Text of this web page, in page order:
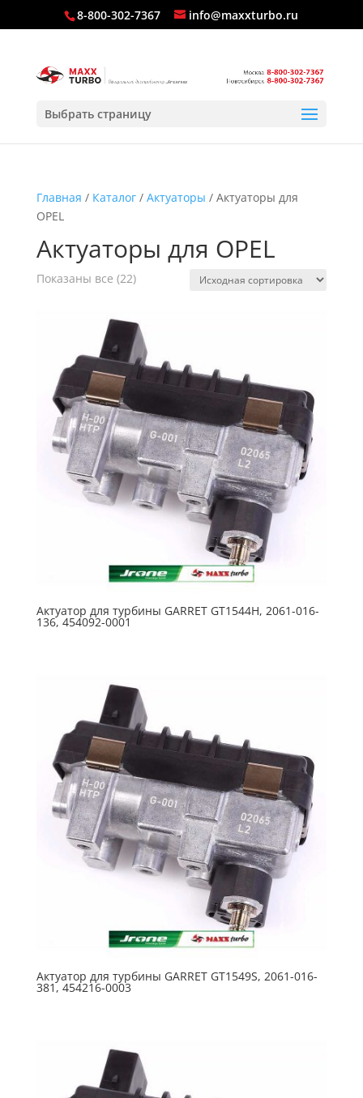
8-800-302-7367 info@maxxturbo.ru
Выбрать страницу
Главная / Каталог/ Актуаторы / Актуаторы для
OPEL
Актуаторы для OPEL
Показаны все (22)
Актуатор для турбины GARRET GT1544H, 2061-016-
136, 454092-0001
Актуатор для турбины GARRET GT1549S, 2061-016-
381, 454216-0003